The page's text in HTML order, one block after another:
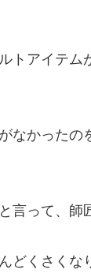
トアイテム
なかったの
言って、師
どくさくな